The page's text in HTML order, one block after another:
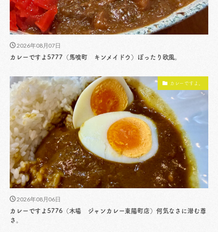
2026年08月07日
カレーですよ5777（馬喰町 キンメイドウ）ぽったり欧風。
カレーですよ。
2026年08月06日
カレーですよ5776（木場 ジャンカレー東陽町店）何気なさに潜む尊
さ。